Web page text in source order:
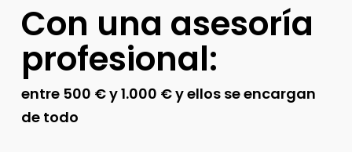
Con una asesoría
profesional:
entre 500 € y 1.000 € y ellos se encargan
de todo